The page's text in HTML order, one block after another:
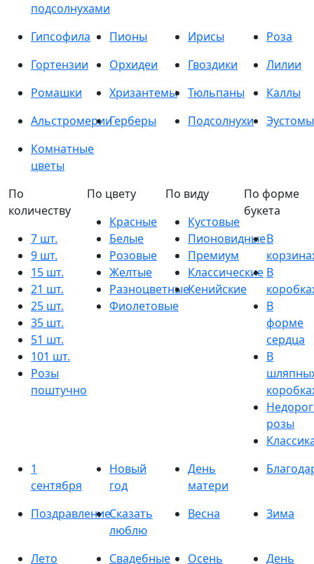
подсолнухами
Гипсофила
Пионы Ирисы
Роза
Гортензии
Орхидеи Гвоздики
Лилии
Ромашки
Хризантемы Тюльпаны
Каллы
АльстромерииГерберы Подсолнухи
Эустомы
Комнатные
цветы
По
количеству
7 шт.
9 шт.
15 шт.
21 шт.
25 шт.
35 шт.
51 шт.
101 шт.
Розы
поштучно
По цвету
Красные
Белые
Розовые
Желтые
Разноцветные
Фиолетовые
По виду
Кустовые
Пионовидные
Премиум
Классические
Кенийские
По форме
букета
В
В
В
форме
сердца
В
розы
1
сентября
Новый
год
День
матери
ПоздравлениеСказать
люблю
Весна Зима
Лето
Свадебные
Осень
День